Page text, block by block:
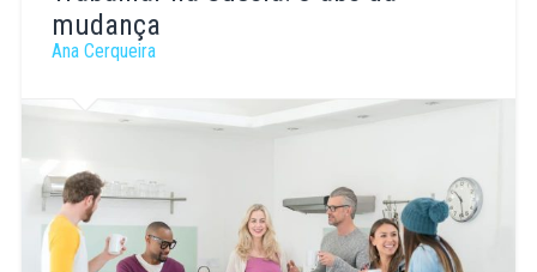
mudança
Ana Cerqueira